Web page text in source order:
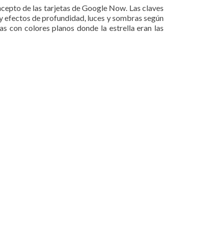
de las tarjetas de Google Now. Las claves
efectos de profundidad, luces y sombras según
con colores planos donde la estrella eran las